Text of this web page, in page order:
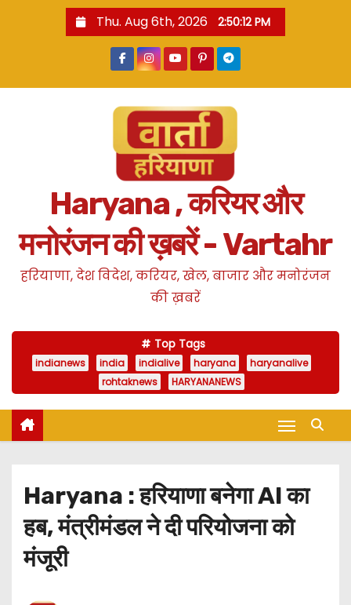
Thu. Aug 6th, 2026 2:50:13 PM
Haryana , करियर और
मनोरंजन की ख़बरें - Vartahr
हरियाणा, देश विदेश, करियर, खेल, बाजार और मनोरंजन
की ख़बरें
Top Tags
indianews india indialive haryana
haryanalive
rohtaknews
HARYANANEWS
Haryana : हरियाणा बनेगा AI का
हब, मंत्रीमंडल ने दी परियोजना को
मंजूरी